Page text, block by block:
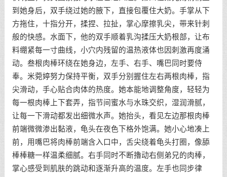
到她身后，双手绕过她的腋下，直接包覆住大奶。手掌从下
方拖住，十指分开，揉捏、拉扯，掌心摩擦乳尖，带来针刺
般的快感。水面下，他的双手顺着乳沟揉压大奶根部，让布
料绷紧每一寸曲线，小穴内残留的温热液体也因刺激再度涌
动。叁根肉棒环绕在她身边，左手、右手、嘴巴同时要侍
奉。米菀婷努力保持平衡，双手分别握住左右两根肉棒，指
尖滑动，手心贴合肉体的热度。她本能地调整角度，轻轻为
每一根肉棒上下套弄，指节间蜜水与水珠交织，湿润滑腻，
让每一下滑动都发出细微水声。她抬头，看见左边那根肉棒
前端微微渗出黏液，龟头在夜色下格外饱满。她小心地凑上
前，用嘴巴将肉棒前端含入口中，舌尖绕着龟头打圈，像舔
棒棒糖一样温柔细腻。右手同时不断擼动右侧弟兄的肉棒，
掌心感受到肌肤的跳动和逐渐升高的温度。左手也同步律